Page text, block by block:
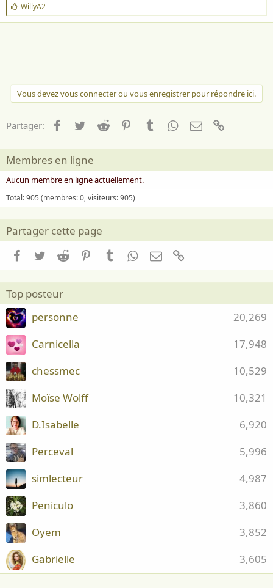
J
'
a
WillyA2
Vous devez vous connecter ou vous enregistrer pour répondre ici.
Partager: Facebook
TwitterReddit PinterestTumblrWhatsApp
Email
Membres en ligne
Aucun membre en ligne actuellement.
Total: 905 (membres: 0, visiteurs: 905)
Partager cette page
Facebook
TwitterReddit PinterestTumblrWhatsApp
Email
Top posteur
20,269
personne
17,948
Carnicella
10,529
chessmec
10,321
Moïse Wolff
6,920
D.Isabelle
5,996
Perceval
4,987
simlecteur
3,860
Peniculo
3,852
Oyem
3,605
Gabrielle